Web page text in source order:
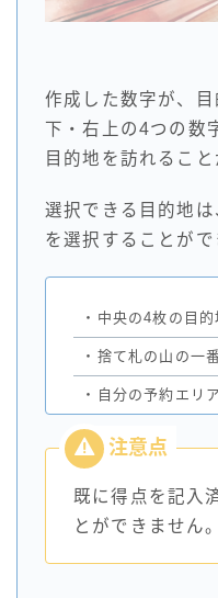
作成した数字が、
下・右上の4つの数
目的地を訪れること
選択できる目的地
を選択することがで
・ 中央の4枚の目的
・ 捨て札の山の一
・ 自分の予約エリ
既に得点を記入
とができません。